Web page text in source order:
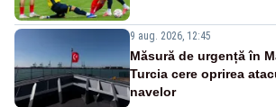
9 aug. 2026, 12:45
Măsură de urgență în
Turcia cere oprirea
navelor